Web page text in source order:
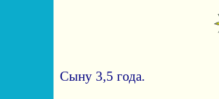
Сыну 3,5 года.